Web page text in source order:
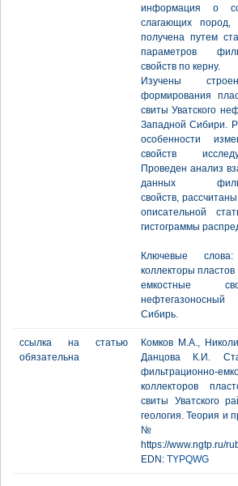
информация о
слагающих
получена путем
параметров
свойств по керну.
Изучены
формирования
свиты Уватского
Западной Сибири.
особенности
свойств
Проведен анализ
данных
свойств,
описательной
гистограммы
Ключевые
коллекторы
емкостные
Сибирь.
ссылка на статью
обязательна
Комков М.А.,
Данцова К.И.
фильтрационно-
коллекторов
свиты Уватского
геология. Теория и
https://www.ngtp.ru/
EDN: TYPQWG